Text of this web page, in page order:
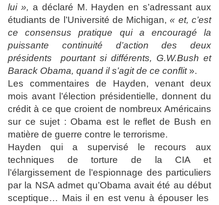
lui », a déclaré M. Hayden en s’adressant aux
étudiants de l’Université de Michigan,« et, c’est
ce consensus pratique qui a encouragé la
puissante continuité d’action des deux
présidents pourtant si différents, G.W.Bush et
Barack Obama, quand il s’agit de ce conflit ».
Les commentaires de Hayden, venant deux
mois avant l’élection présidentielle, donnent du
crédit à ce que croient de nombreux Américains
sur ce sujet : Obama est le reflet de Bush en
matière de guerre contre le terrorisme.
Hayden qui a supervisé le recours aux
techniques de torture de la CIA et
l’élargissement de l’espionnage des particuliers
par la NSA admet qu’Obama avait été au début
sceptique… Mais il en est venu à épouser les